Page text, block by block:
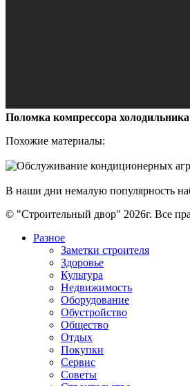
Поломка компрессора
Похожие материалы:
В наши дни немалую популярность
© "Строительный двор" 2026г. Все
Разное
Заметки строителя
Здоровье
Культура
Недвижимость
Оборудование
Обустройство
Общество
Отдых
Покупки
Сервис
Советы